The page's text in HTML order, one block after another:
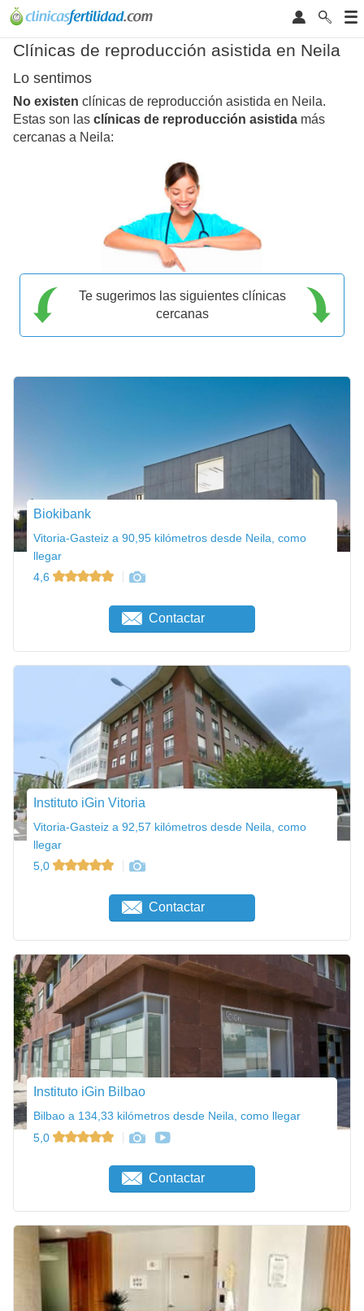
Clínicas de reproducción asistida en Neila
Lo sentimos
No existen clínicas de reproducción asistida en Neila.
Estas son las clínicas de reproducción asistida más
cercanas a Neila:
Te sugerimos las siguientes clínicas
cercanas
Biokibank
Vitoria-Gasteiz a 90,95 kilómetros desde Neila, como
llegar
4,6
Contactar
Instituto iGin Vitoria
Vitoria-Gasteiz a 92,57 kilómetros desde Neila, como
llegar
5,0
Contactar
Instituto iGin Bilbao
Bilbao a 134,33 kilómetros desde Neila, como llegar
5,0
Contactar